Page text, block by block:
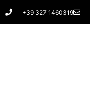
Vai
al
+39 327 1460319